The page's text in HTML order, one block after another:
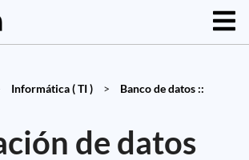
Informática ( TI ) > Banco de datos ::
de datos